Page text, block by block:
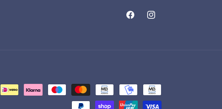
FacebookInstagram